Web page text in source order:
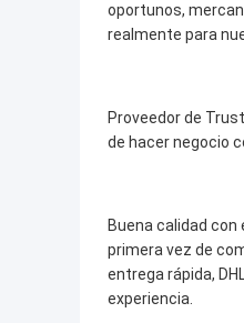
oportunos,
realmente para
Proveedor de
de hacer negocio
Buena calidad con
primera vez de
entrega rápida,
experiencia.